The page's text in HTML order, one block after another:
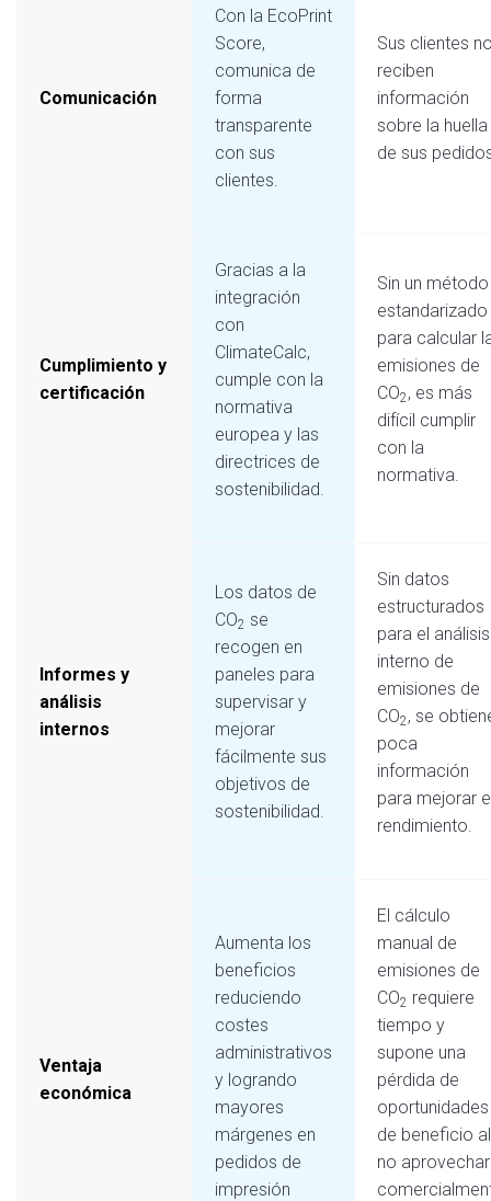
Comunicación
Con la EcoPrint
Score,
comunica de
forma
transparente
con sus
clientes.
Sus clientes
reciben
información
sobre la huella
de sus
Cumplimiento y
certificación
Gracias a la
integración
con
ClimateCalc,
cumple con la
normativa
europea y las
directrices de
sostenibilidad.
Sin un método
estandarizado
para calcular
emisiones de
CO2 , es más
difícil cumplir
con la
normativa.
Informes y
análisis
internos
Los datos de
CO2 se
recogen en
paneles para
supervisar y
mejorar
fácilmente sus
objetivos de
sostenibilidad.
Sin datos
estructurados
para el análisis
interno de
emisiones de
CO2 , se
poca
información
para mejorar
rendimiento.
Ventaja
económica
Aumenta los
beneficios
reduciendo
costes
administrativos
y logrando
mayores
márgenes en
pedidos de
impresión
El cálculo
manual de
emisiones de
CO2 requiere
tiempo y
supone una
pérdida de
oportunidades
de beneficio al
no aprovechar